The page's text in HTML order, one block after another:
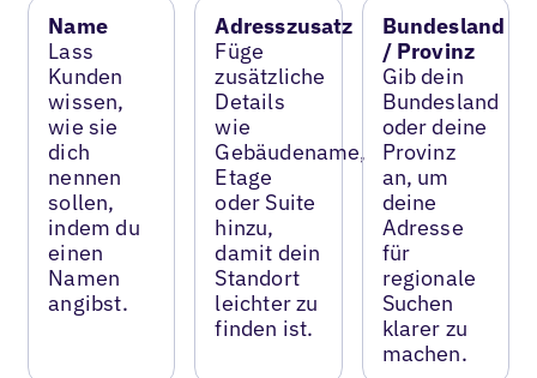
Name
Lass
Kunden
wissen,
wie sie
dich
nennen
sollen,
indem du
einen
Namen
angibst.
Adresszusatz
Füge
zusätzliche
Details
wie
Gebäudename,
Etage
oder Suite
hinzu,
damit dein
Standort
leichter zu
finden ist.
Bundesland
/ Provinz
Gib dein
Bundesland
oder deine
Provinz
an, um
deine
Adresse
für
regionale
Suchen
klarer zu
machen.